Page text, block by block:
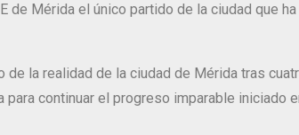
de Mérida el único partido de la ciudad que
la realidad de la ciudad de Mérida tras
continuar el progreso imparable iniciado